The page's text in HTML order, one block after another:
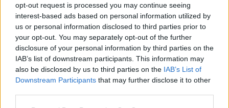
opt-out request is processed you may continue seeing
interest-based ads based on personal information utilized by
us or personal information disclosed to third parties prior to
your opt-out. You may separately opt-out of the further
disclosure of your personal information by third parties on the
IAB’s list of downstream participants. This information may
also be disclosed by us to third parties on the IAB’s List of
Downstream Participants that may further disclose it to other